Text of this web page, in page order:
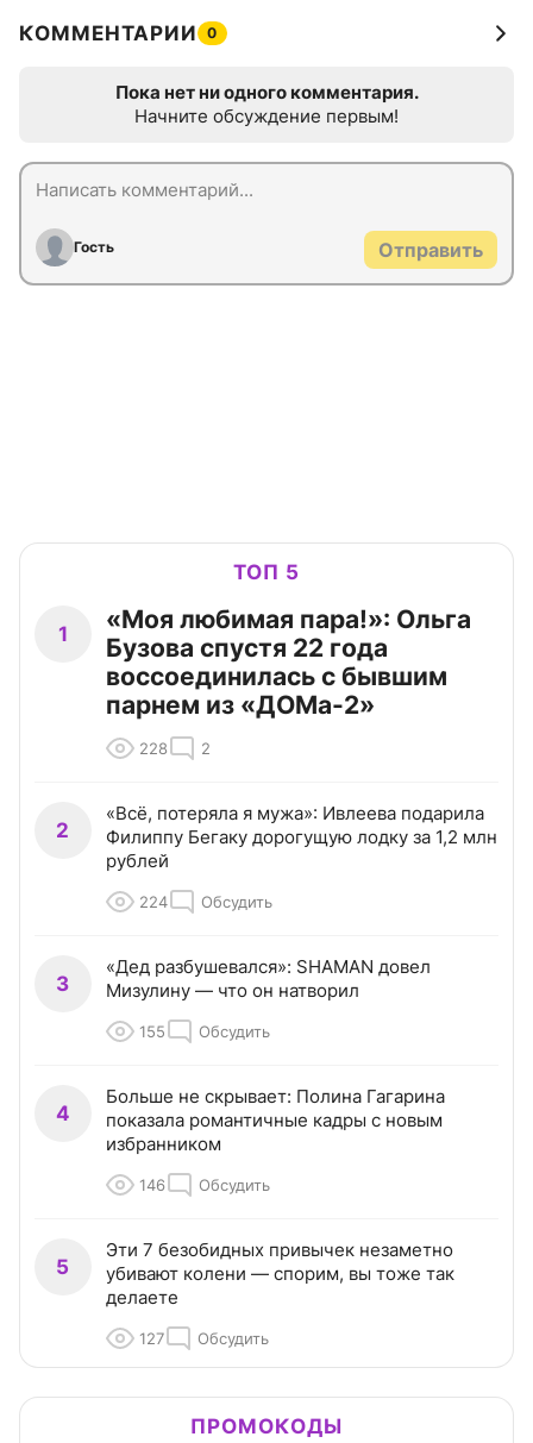
КОММЕНТАРИИ 0
Пока нет ни одного комментария.
Начните обсуждение первым!
Гость Отправить
ТОП 5
1
«Моя любимая пара!»: Ольга
Бузова спустя 22 года
воссоединилась с бывшим
парнем из «ДОМа-2»
228 2
2
«Всё, потеряла я мужа»: Ивлеева подарила
Филиппу Бегаку дорогущую лодку за 1,2 млн
рублей
224 Обсудить
3
«Дед разбушевался»: SHAMAN довел
Мизулину — что он натворил
155 Обсудить
4
Больше не скрывает: Полина Гагарина
показала романтичные кадры с новым
избранником
146 Обсудить
5
Эти 7 безобидных привычек незаметно
убивают колени — спорим, вы тоже так
делаете
127 Обсудить
ПРОМОКОДЫ